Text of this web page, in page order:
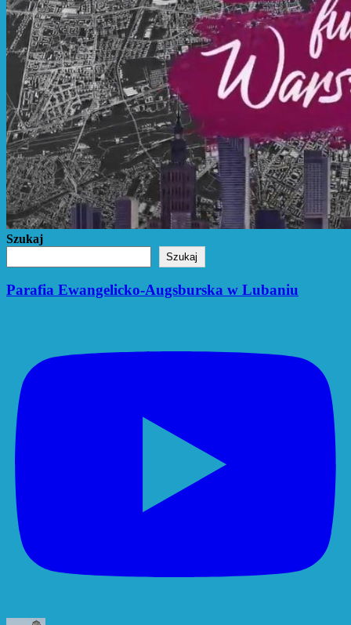
Szukaj
Szukaj
Parafia Ewangelicko-Augsburska w Lubaniu